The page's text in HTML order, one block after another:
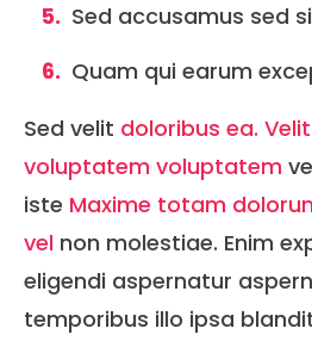
Sed accusamus sed
Quam qui earum
Sed velit doloribus ea.
voluptatem voluptatem
iste Maxime totam
vel non molestiae. Enim
eligendi aspernatur
temporibus illo ipsa